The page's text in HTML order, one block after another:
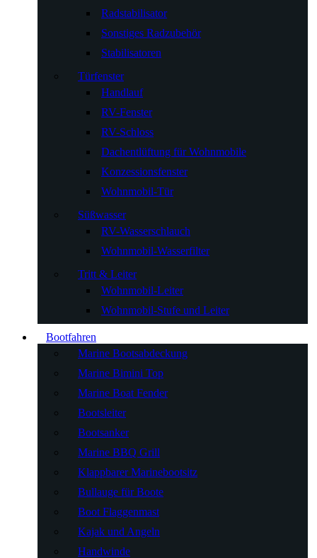
Radstabilisator
Sonstiges Radzubehör
Stabilisatoren
Türfenster
Handlauf
RV-Fenster
RV-Schloss
Dachentlüftung für Wohnmobile
Konzessionsfenster
Wohnmobil-Tür
Süßwasser
RV-Wasserschlauch
Wohnmobil-Wasserfilter
Tritt & Leiter
Wohnmobil-Leiter
Wohnmobil-Stufe und Leiter
Bootfahren
Marine Bootsabdeckung
Marine Bimini Top
Marine Boat Fender
Bootsleiter
Bootsanker
Marine BBQ Grill
Klappbarer Marinebootsitz
Bullauge für Boote
Boot Flaggenmast
Kajak und Angeln
Handwinde